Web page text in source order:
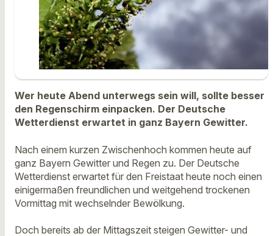
Wer heute Abend unterwegs sein will, sollte besser
den Regenschirm einpacken. Der Deutsche
Wetterdienst erwartet in ganz Bayern Gewitter.
Nach einem kurzen Zwischenhoch kommen heute auf
ganz Bayern Gewitter und Regen zu. Der Deutsche
Wetterdienst erwartet für den Freistaat heute noch einen
einigermaßen freundlichen und weitgehend trockenen
Vormittag mit wechselnder Bewölkung.
Doch bereits ab der Mittagszeit steigen Gewitter- und